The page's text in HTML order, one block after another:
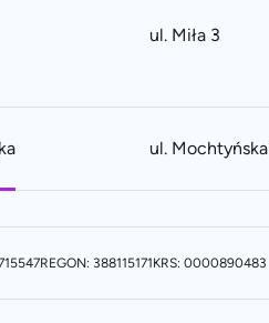
ul. Miła 3
ul.
REGON: 388115171KRS: 0000890483